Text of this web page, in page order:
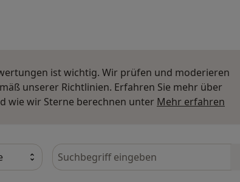
ist wichtig. Wir prüfen und moderieren
unserer Richtlinien. Erfahren Sie mehr über
wie wir Sterne berechnen unter Mehr erfahren
Bewertungen durchsuchen